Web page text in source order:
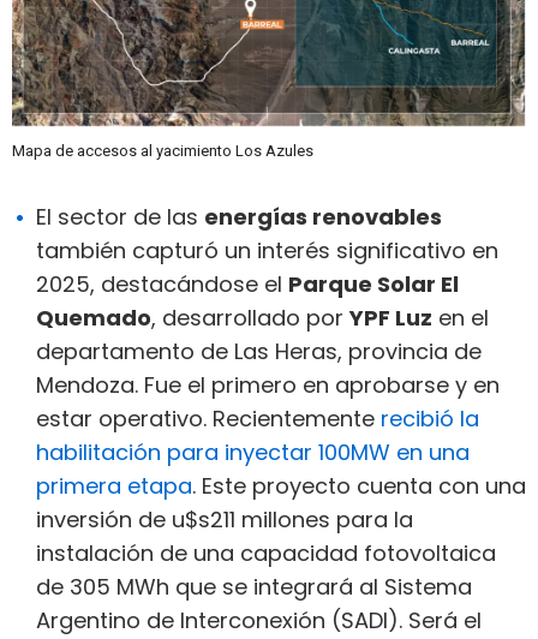
Mapa de accesos al yacimiento Los Azules
El sector de las energías renovables
también capturó un interés significativo en
2025, destacándose el Parque Solar El
Quemado, desarrollado porYPF Luz en el
departamento de Las Heras, provincia de
Mendoza. Fue el primero en aprobarse y en
estar operativo. Recientemente recibió la
habilitación para inyectar 100MW en una
primera etapa. Este proyecto cuenta con una
inversión de u$s211 millones para la
instalación de una capacidad fotovoltaica
de 305 MWh que se integrará al Sistema
Argentino de Interconexión (SADI). Será el